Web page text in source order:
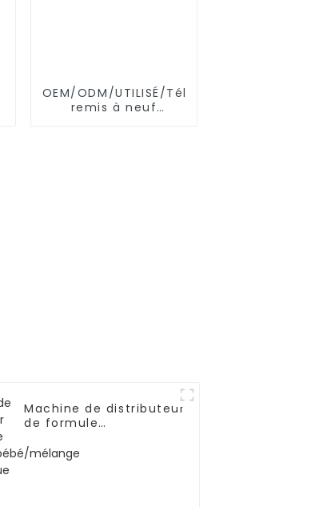
OEM/ODM/UTILISÉ/Téléphone
remis à neuf
Machine de distributeur
de formule
automatique de poudre